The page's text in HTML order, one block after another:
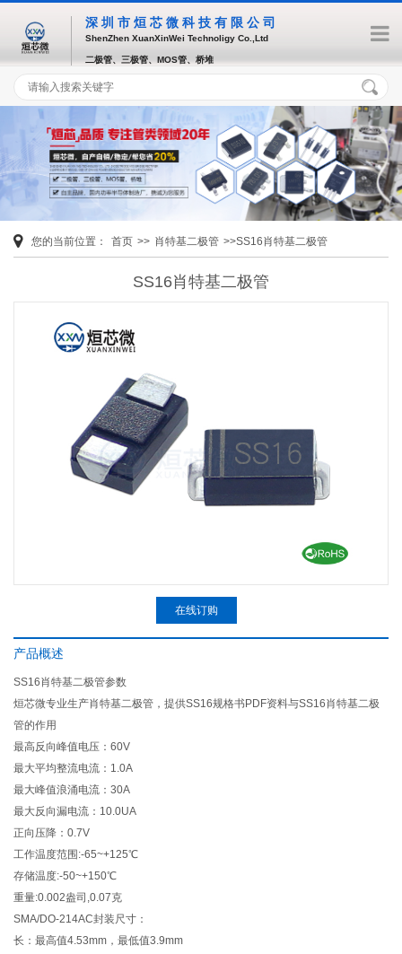
深圳市烜芯微科技有限公司
ShenZhen XuanXinWei Technoligy Co.,Ltd
二极管、三极管、MOS管、桥堆
您的当前位置： 首页 >> 肖特基二极管 >>SS16肖特基二极管
SS16肖特基二极管
在线订购
产品概述
SS16肖特基二极管参数
烜芯微专业生产肖特基二极管，提供SS16规格书PDF资料与SS16肖特基二极
管的作用
最高反向峰值电压：60V
最大平均整流电流：1.0A
最大峰值浪涌电流：30A
最大反向漏电流：10.0UA
正向压降：0.7V
工作温度范围:-65~+125℃
存储温度:-50~+150℃
重量:0.002盎司,0.07克
SMA/DO-214AC封装尺寸：
长：最高值4.53mm，最低值3.9mm